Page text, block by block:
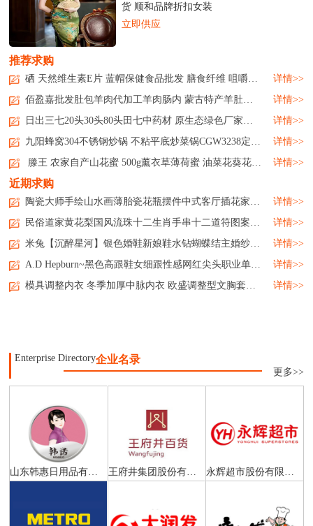
货 顺和品牌折扣女装
立即供应
推荐求购
硒 天然维生素E片 蓝帽保健食品批发 膳食纤维 咀嚼后服用...
详情>>
佰盈嘉批发肚包羊肉代加工羊肉肠内 蒙古特产羊肚包肉新鲜生鲜...
详情>>
日出三七20头30头80头田七中药材 原生态绿色厂家日出三七20头30头80头田七中药材 原生态绿色厂家日出三七20头30头80头田七中药材 原生态绿色厂家日出三七20头30头80头田七中药材 原生态绿色厂家...
详情>>
九阳蜂窝304不锈钢炒锅 不粘平底炒菜锅CGW3238定制公司广告礼品...
详情>>
滕王 农家自产山花蜜 500g薰衣草薄荷蜜 油菜花葵花原蜜 品种多样...
详情>>
近期求购
陶瓷大师手绘山水画薄胎瓷花瓶摆件中式客厅插花家居饰品...
详情>>
民俗道家黄花梨国风流珠十二生肖手串十二道符图案饰品...
详情>>
米兔【沉醉星河】银色婚鞋新娘鞋水钻蝴蝶结主婚纱高跟鞋高级...
详情>>
A.D Hepburn~黑色高跟鞋女细跟性感网红尖头职业单鞋工作鞋通勤ol...
详情>>
模具调整内衣 冬季加厚中脉内衣 欧盛调整型文胸套装厂家...
详情>>
Enterprise Directory企业名录
更多>>
王府井集团股份有限公司